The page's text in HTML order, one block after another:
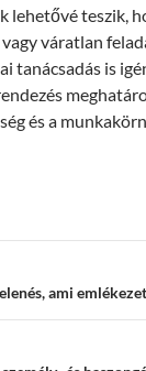
lehetővé teszik,
váratlan
tanácsadás is
és a
ami